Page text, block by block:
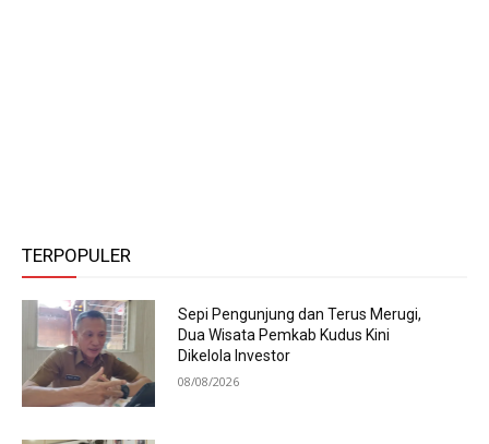
TERPOPULER
Sepi Pengunjung dan Terus Merugi,
Dua Wisata Pemkab Kudus Kini
Dikelola Investor
08/08/2026